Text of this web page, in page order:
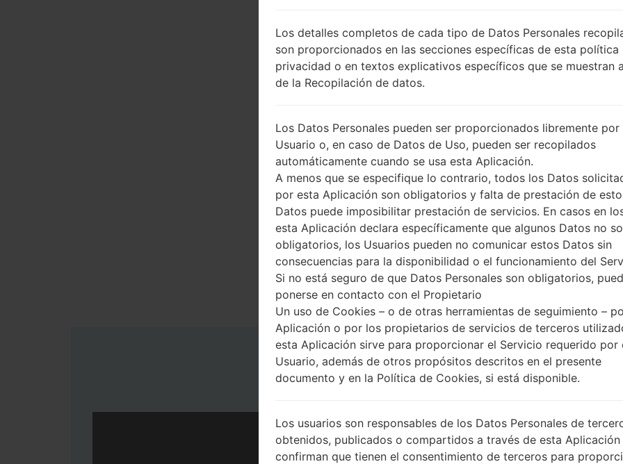
DESCRIPCIÓN
T-Mobile, Telenor, Vodafone, V
odafone Vmax
Instrucciones
Descargue a su PC:
A continuación,
Debe obtener 1 (si es
Los detalles completos de cada tipo de Datos Personales
son proporcionados en las secciones específicas de esta política
privacidad o en textos explicativos específicos que se muestran
de la Recopilación de datos.
Los Datos Personales pueden ser proporcionados libremente por
Usuario o, en caso de Datos de Uso, pueden ser recopilados
automáticamente cuando se usa esta Aplicación.
A menos que se especifique lo contrario, todos los Datos
por esta Aplicación son obligatorios y falta de prestación de
Datos puede imposibilitar prestación de servicios. En casos en
esta Aplicación declara específicamente que algunos Datos no
obligatorios, los Usuarios pueden no comunicar estos Datos sin
consecuencias para la disponibilidad o el funcionamiento del
Si no está seguro de que Datos Personales son obligatorios,
ponerse en contacto con el Propietario
Un uso de Cookies – o de otras herramientas de seguimiento –
Aplicación o por los propietarios de servicios de terceros
esta Aplicación sirve para proporcionar el Servicio requerido por
Usuario, además de otros propósitos descritos en el presente
documento y en la Política de Cookies, si está disponible.
Los usuarios son responsables de los Datos Personales de
obtenidos, publicados o compartidos a través de esta Aplicación
confirman que tienen el consentimiento de terceros para